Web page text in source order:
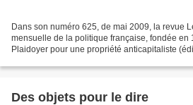
Dans son numéro 625, de mai 2009, la revue
mensuelle de la politique française, fondée en
Plaidoyer pour une propriété anticapitaliste
Des objets pour le dire